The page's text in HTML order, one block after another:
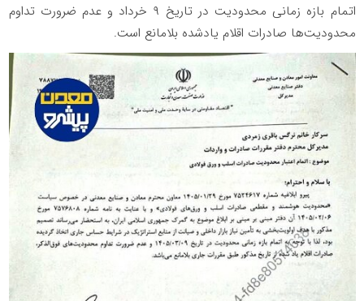
اتمام بازه زمانی محدودیت در تاریخ ۹ خرداد و عدم ضرورت تداوم
محدودیت‌ها صادرات اقلام یادشده بلامانع است.